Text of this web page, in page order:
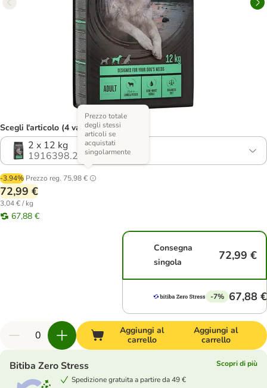
Scegli l'articolo (4 varianti)
2 x 12 kg
1916398.2
-3.94% Prezzo reg. 75,98 €
Prezzo totale
degli stessi
articoli se
acquistati
singolarmente
72,99 €
3,04 € / kg
67,88 €
Consegna
singola
72,99 €
-7% 67,88 €
Aggiungi al
carrello
Aggiungi al
carrello
Bitiba Zero Stress
Scopri di più
Spedizione gratuita a partire da 49 €